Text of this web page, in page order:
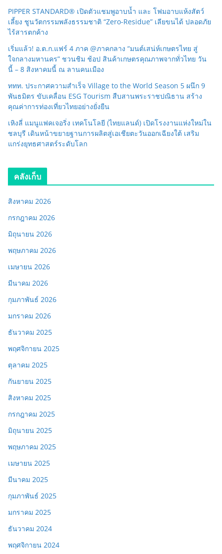
PIPPER STANDARD® เปิดตัวแชมพูอาบน้ำ และ โฟมอาบแห้งสัตว์
เลี้ยง ชูนวัตกรรมพลังธรรมชาติ “Zero-Residue” เลียขนได้ ปลอดภัย
ไร้สารตกค้าง
เริ่มแล้ว! อ.ต.ก.แฟร์ 4 ภาค @ภาคกลาง “มนต์เสน่ห์เกษตรไทย สู่
ใจกลางมหานคร” ชวนชิม ช้อป สินค้าเกษตรคุณภาพจากทั่วไทย วัน
นี้ – 8 สิงหาคมนี้ ณ ลานคนเมือง
ททท. ประกาศความสำเร็จ Village to the World Season 5 ผนึก 9
พันธมิตร ขับเคลื่อน ESG Tourism สืบสานพระราชปณิธาน สร้าง
คุณค่าการท่องเที่ยวไทยอย่างยั่งยืน
เหิงลี่ แมนูแฟคเจอริ่ง เทคโนโลยี (ไทยแลนด์) เปิดโรงงานแห่งใหม่ใน
ชลบุรี เดินหน้าขยายฐานการผลิตสู่เอเชียตะวันออกเฉียงใต้ เสริม
แกร่งยุทธศาสตร์ระดับโลก
คลังเก็บ
สิงหาคม 2026
กรกฎาคม 2026
มิถุนายน 2026
พฤษภาคม 2026
เมษายน 2026
มีนาคม 2026
กุมภาพันธ์ 2026
มกราคม 2026
ธันวาคม 2025
พฤศจิกายน 2025
ตุลาคม 2025
กันยายน 2025
สิงหาคม 2025
กรกฎาคม 2025
มิถุนายน 2025
พฤษภาคม 2025
เมษายน 2025
มีนาคม 2025
กุมภาพันธ์ 2025
มกราคม 2025
ธันวาคม 2024
พฤศจิกายน 2024